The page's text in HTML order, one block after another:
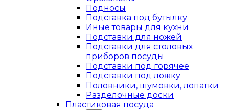
Подносы
Подставка под бутылку
Иные товары для кухни
Подставки для ножей
Подставки для столовых
приборов посуды
Подставки под горячее
Подставки под ложку
Половники, шумовки, лопатки
Разделочные доски
Пластиковая посуда